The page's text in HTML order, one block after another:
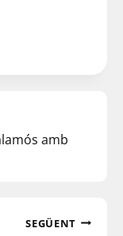
amb
SEGÜENT